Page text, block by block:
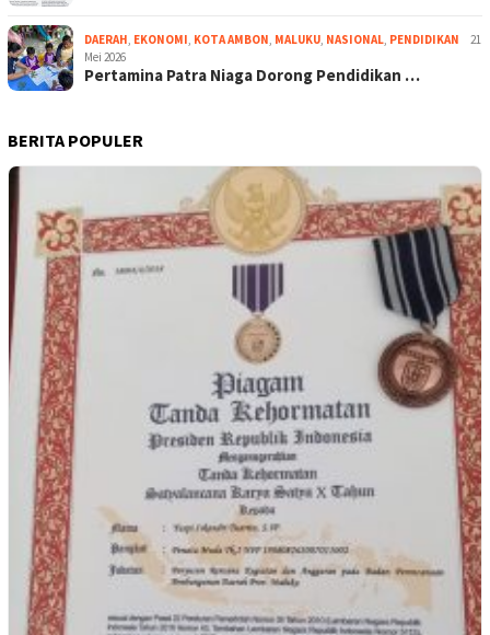
DAERAH, EKONOMI, KOTA AMBON, MALUKU, NASIONAL, PENDIDIKAN
21
Mei 2026
Pertamina Patra Niaga Dorong Pendidikan …
BERITA POPULER